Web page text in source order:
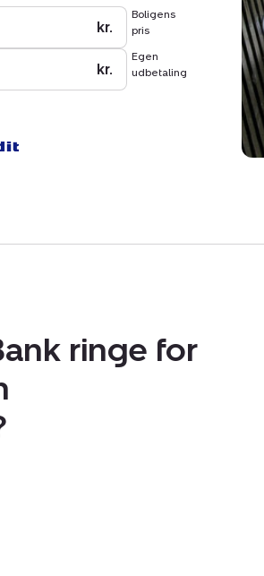
Boligens
pris
kr.
Egen
udbetaling
kr.
ringe for